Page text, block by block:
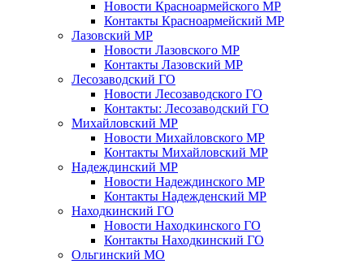
Новости Красноармейского МР
Контакты Красноармейский МР
Лазовский МР
Новости Лазовского МР
Контакты Лазовский МР
Лесозаводский ГО
Новости Лесозаводского ГО
Контакты: Лесозаводский ГО
Михайловский МР
Новости Михайловского МР
Контакты Михайловский МР
Надеждинский МР
Новости Надеждинского МР
Контакты Надежденский МР
Находкинский ГО
Новости Находкинского ГО
Контакты Находкинский ГО
Ольгинский МО